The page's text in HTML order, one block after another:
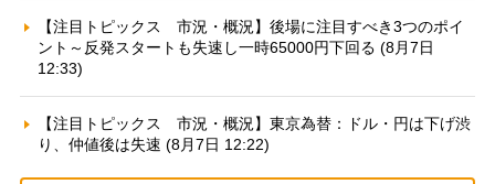
【注目トピックス 市況・概況】後場に注目すべき3つのポイ
ント～反発スタートも失速し一時65000円下回る (8月7日
12:33)
【注目トピックス 市況・概況】東京為替：ドル・円は下げ渋
り、仲値後は失速 (8月7日 12:22)